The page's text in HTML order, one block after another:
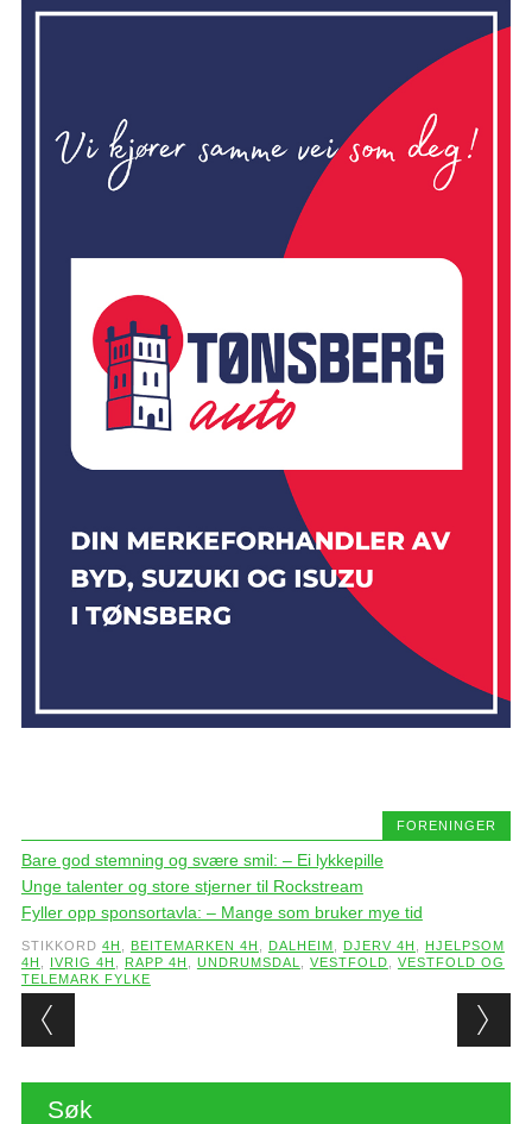
FORENINGER
Bare god stemning og svære smil: – Ei lykkepille
Unge talenter og store stjerner til Rockstream
Fyller opp sponsortavla: – Mange som bruker mye tid
STIKKORD 4H BEITEMARKEN 4H DALHEIM DJERV 4H
HJELPSOM
4H
IVRIG 4H RAPP 4H UNDRUMSDAL VESTFOLD
VESTFOLD OG
TELEMARK FYLKE
Post navigation
Søk